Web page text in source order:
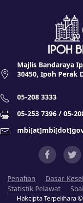
Majlis Bandaraya
30450, Ipoh Perak
05-208 3333
05-253 7396 / 05-
Penafian Dasar
Statistik Pelawat
Hakcipta Terpelihara